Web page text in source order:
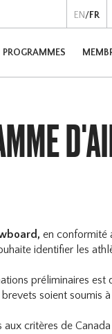
EN/FR
PROGRAMMES
en conformité
identifier les
préliminaires
soient soumis
critères de